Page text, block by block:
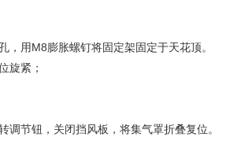
用M8膨胀螺钉将固定架固定于天花顶。
旋紧；
节钮，关闭挡风板，将集气罩折叠复位。